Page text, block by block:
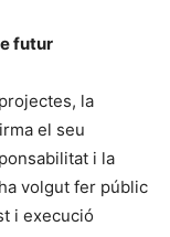
futur
la
el seu
i la
volgut fer públic
i execució